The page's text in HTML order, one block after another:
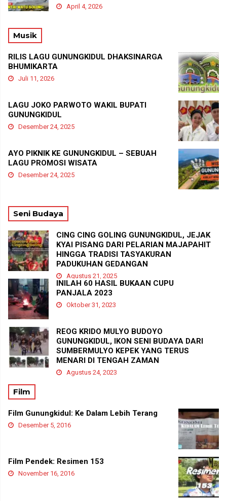
April 4, 2026
Musik
RILIS LAGU GUNUNGKIDUL DHAKSINARGA
BHUMIKARTA
Juli 11, 2026
LAGU JOKO PARWOTO WAKIL BUPATI
GUNUNGKIDUL
Desember 24, 2025
AYO PIKNIK KE GUNUNGKIDUL – SEBUAH
LAGU PROMOSI WISATA
Desember 24, 2025
Seni Budaya
CING CING GOLING GUNUNGKIDUL, JEJAK
KYAI PISANG DARI PELARIAN MAJAPAHIT
HINGGA TRADISI TASYAKURAN
PADUKUHAN GEDANGAN
Agustus 21, 2025
INILAH 60 HASIL BUKAAN CUPU
PANJALA 2023
Oktober 31, 2023
REOG KRIDO MULYO BUDOYO
GUNUNGKIDUL, IKON SENI BUDAYA DARI
SUMBERMULYO KEPEK YANG TERUS
MENARI DI TENGAH ZAMAN
Agustus 24, 2023
Film
Film Gunungkidul: Ke Dalam Lebih Terang
Desember 5, 2016
Film Pendek: Resimen 153
November 16, 2016